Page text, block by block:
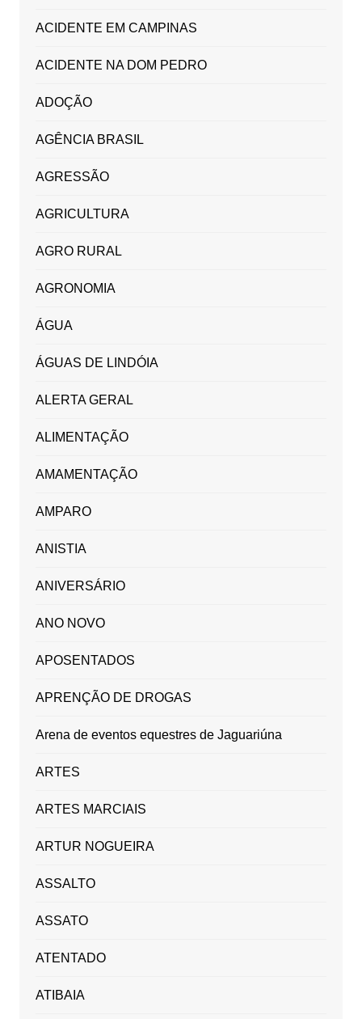
ACIDENTE EM CAMPINAS
ACIDENTE NA DOM PEDRO
ADOÇÃO
AGÊNCIA BRASIL
AGRESSÃO
AGRICULTURA
AGRO RURAL
AGRONOMIA
ÁGUA
ÁGUAS DE LINDÓIA
ALERTA GERAL
ALIMENTAÇÃO
AMAMENTAÇÃO
AMPARO
ANISTIA
ANIVERSÁRIO
ANO NOVO
APOSENTADOS
APRENÇÃO DE DROGAS
Arena de eventos equestres de Jaguariúna
ARTES
ARTES MARCIAIS
ARTUR NOGUEIRA
ASSALTO
ASSATO
ATENTADO
ATIBAIA